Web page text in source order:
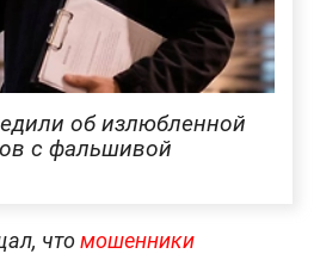
об излюбленной
с фальшивой
чтомошенники